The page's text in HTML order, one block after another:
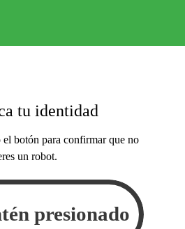
tu identidad
botón para confirmar que no
un robot.